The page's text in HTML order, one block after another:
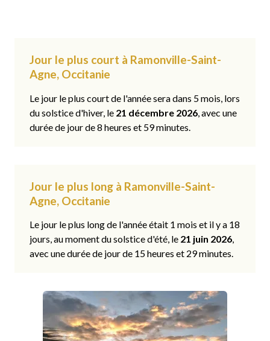
Jour le plus court à Ramonville-Saint-
Agne, Occitanie
Le jour le plus court de l'année sera dans 5 mois, lors
du solstice d'hiver, le 21 décembre 2026, avec une
durée de jour de 8 heures et 59 minutes.
Jour le plus long à Ramonville-Saint-
Agne, Occitanie
Le jour le plus long de l'année était 1 mois et il y a 18
jours, au moment du solstice d'été, le 21 juin 2026,
avec une durée de jour de 15 heures et 29 minutes.